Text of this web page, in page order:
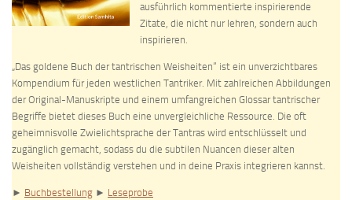
ausführlich kommentierte inspirierende
Zitate, die nicht nur lehren, sondern auch
inspirieren.
„Das goldene Buch der tantrischen Weisheiten“ ist ein unverzichtbares
Kompendium für jeden westlichen Tantriker. Mit zahlreichen Abbildungen
der Original-Manuskripte und einem umfangreichen Glossar tantrischer
Begriffe bietet dieses Buch eine unvergleichliche Ressource. Die oft
geheimnisvolle Zwielichtsprache der Tantras wird entschlüsselt und
zugänglich gemacht, sodass du die subtilen Nuancen dieser alten
Weisheiten vollständig verstehen und in deine Praxis integrieren kannst.
► Buchbestellung ► Leseprobe